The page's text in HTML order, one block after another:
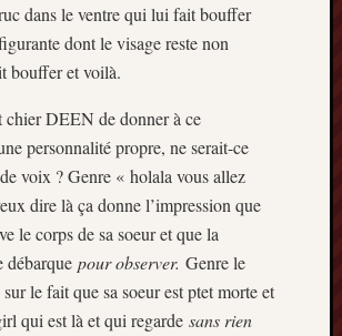
dans le ventre qui lui fait bouffer
dont le visage reste non
bouffer et voilà.
chier DEEN de donner à ce
personnalité propre, ne serait-ce
voix ? Genre « holala vous allez
dire là ça donne l’impression que
le corps de sa soeur et que la
débarque pour observer. Genre le
le fait que sa soeur est ptet morte et
qui est là et qui regarde sans rien